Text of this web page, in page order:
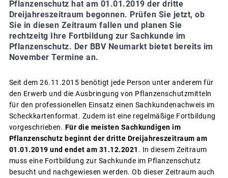
Pflanzenschutz hat am 01.01.2019 der dritte
Dreijahreszeitraum begonnen. Prüfen Sie jetzt, ob
Sie in diesen Zeitraum fallen und planen Sie
rechtzeitg Ihre Fortbildung zur Sachkunde im
Pflanzenschutz. Der BBV Neumarkt bietet bereits im
November Termine an.
Seit dem 26.11.2015 benötigt jede Person unter anderem für
den Erwerb und die Ausbringung von Pflanzenschutzmitteln
für den professionellen Einsatz einen Sachkundenachweis im
Scheckkartenformat. Zudem ist eine regelmäßige Fortbildung
vorgeschrieben. Für die meisten Sachkundigen im
Pflanzenschutz beginnt der dritte Dreijahreszeitraum am
01.01.2019 und endet am 31.12.2021 . In diesem Zeitraum
muss eine Fortbildung zur Sachkunde im Pflanzenschutz
besucht und nachgewiesen werden. Ob dieser Zeitraum auch